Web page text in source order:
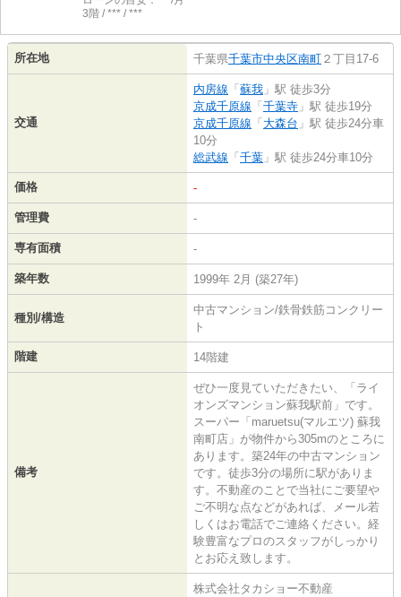
3階 / *** / ***
所在地 千葉県千葉市中央区南町 ２丁目17-6
交通
内房線 「 蘇我 」駅 徒歩3分
京成千原線 「 千葉寺 」駅 徒歩19分
京成千原線 「 大森台 」駅 徒歩24分車
10分
総武線 「 千葉 」駅 徒歩24分車10分
価格 -
管理費 -
専有面積 -
築年数 1999年 2月 (築27年)
種別/構造
中古マンション/鉄骨鉄筋コンクリー
ト
階建 14階建
備考
ぜひ一度見ていただきたい、「ライ
オンズマンション蘇我駅前」です。
スーパー「maruetsu(マルエツ) 蘇我
南町店」が物件から305mのところに
あります。築24年の中古マンション
です。徒歩3分の場所に駅がありま
す。不動産のことで当社にご要望や
ご不明な点などがあれば、メール若
しくはお電話でご連絡ください。経
験豊富なプロのスタッフがしっかり
とお応え致します。
株式会社タカショー不動産